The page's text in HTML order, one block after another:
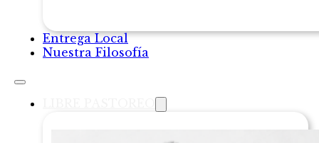
Entrega Local
Nuestra Filosofía